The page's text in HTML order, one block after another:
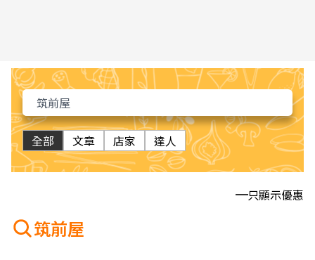
全部 文章 店家 達人
只顯示優惠
筑前屋